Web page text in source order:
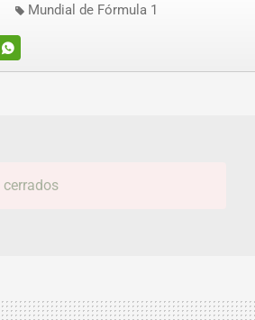
Mundial de Fórmula 1